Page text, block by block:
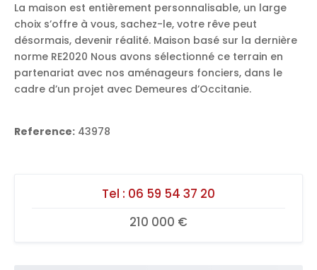
La maison est entièrement personnalisable, un large
choix s’offre à vous, sachez-le, votre rêve peut
désormais, devenir réalité. Maison basé sur la dernière
norme RE2020 Nous avons sélectionné ce terrain en
partenariat avec nos aménageurs fonciers, dans le
cadre d’un projet avec Demeures d’Occitanie.
Reference: 43978
Tel : 06 59 54 37 20
210 000 €